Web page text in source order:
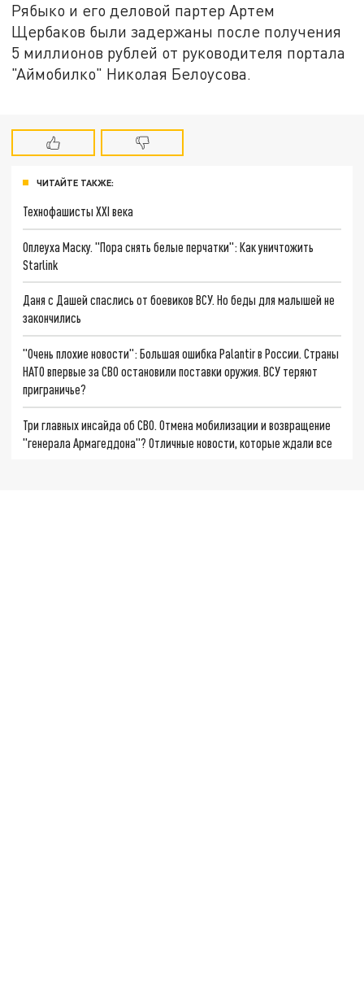
Рябыко и его деловой партер Артем
Щербаков были задержаны после получения
5 миллионов рублей от руководителя портала
"Аймобилко" Николая Белоусова.
ЧИТАЙТЕ ТАКЖЕ:
Технофашисты XXI века
Оплеуха Маску. "Пора снять белые перчатки": Как уничтожить
Starlink
Даня с Дашей спаслись от боевиков ВСУ. Но беды для малышей не
закончились
"Очень плохие новости": Большая ошибка Palantir в России. Страны
НАТО впервые за СВО остановили поставки оружия. ВСУ теряют
приграничье?
Три главных инсайда об СВО. Отмена мобилизации и возвращение
"генерала Армагеддона"? Отличные новости, которые ждали все